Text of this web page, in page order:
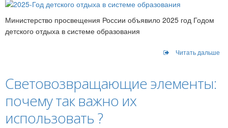
Министерство просвещения России объявило 2025 год Годом
детского отдыха в системе образования
Читать дальше
Световозвращающие элементы:
почему так важно их
использовать ?